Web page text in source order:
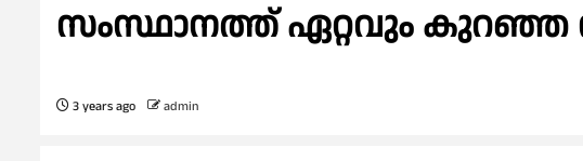
സംസ്ഥാനത്ത് ഏറ്റവും കുറഞ്ഞ
3 years ago admin